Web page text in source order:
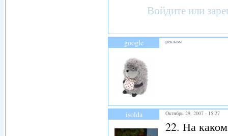
Войдите или
google реклама
isolda Октябрь 29, 2007 - 15:27
22. На